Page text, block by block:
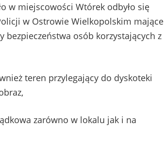
w miejscowości Wtórek odbyło się
w Ostrowie Wielkopolskim mające
osób korzystających z
teren przylegający do dyskoteki
zarówno w lokalu jak i na